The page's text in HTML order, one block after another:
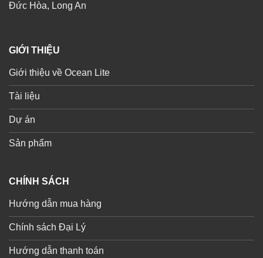
Đức Hòa, Long An
GIỚI THIỆU
Giới thiệu về Ocean Lite
Tài liệu
Dự án
Sản phẩm
CHÍNH SÁCH
Hướng dẫn mua hàng
Chính sách Đại Lý
Hướng dẫn thanh toán